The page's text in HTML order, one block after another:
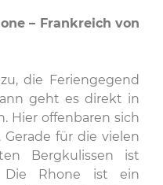
– Frankreich von
die Feriengegend
geht es direkt in
Hier offenbaren sich
für die vielen
Bergkulissen ist
Die Rhone ist ein